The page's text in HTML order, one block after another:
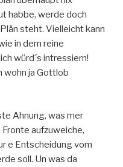
habbe, werde doch
steht. Vielleicht kann
in dem reine
würd´s intressiern!
wohn ja Gottlob
Ahnung, was mer
aufzuweiche,
e Entscheidung vom
soll. Un was da